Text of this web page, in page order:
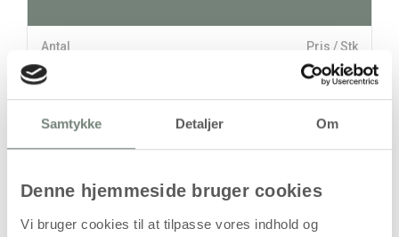
Samtykke Detaljer Om
Denne hjemmeside bruger cookies
Vi bruger cookies til at tilpasse vores indhold og
Antal Pris / Stk
9,94 kr.
(7,95kr.ekskl. moms)
Leveringsomkostninger